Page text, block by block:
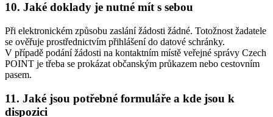
10. Jaké doklady je nutné mít s sebou
Při elektronickém způsobu zaslání žádosti žádné. Totožnost žadatele
se ověřuje prostřednictvím přihlášení do datové schránky.
V případě podání žádosti na kontaktním místě veřejné správy Czech
POINT je třeba se prokázat občanským průkazem nebo cestovním
pasem.
11. Jaké jsou potřebné formuláře a kde jsou k
dispozici